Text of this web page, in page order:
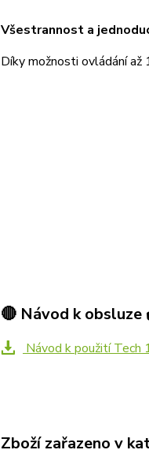
Všestrannost a
Díky možnosti ovládání
🔴 Návod k
Návod k použití Tech
Zboží zařazeno v